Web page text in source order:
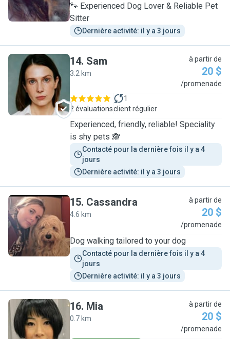
🐾 Experienced Dog Lover & Reliable Pet
Sitter
Dernière activité: il y a 3 jours
S
14. Sam
3.2 km
à partir de
20 $
/promenade
2 évaluations
1
client régulier
Experienced, friendly, reliable! Speciality
is shy pets 🙈
Contacté pour la dernière fois il y a 4
jours
Dernière activité: il y a 3 jours
C
15. Cassandra
4.6 km
à partir de
20 $
/promenade
Dog walking tailored to your dog
Contacté pour la dernière fois il y a 4
jours
Dernière activité: il y a 3 jours
M
16. Mia
0.7 km
à partir de
20 $
/promenade